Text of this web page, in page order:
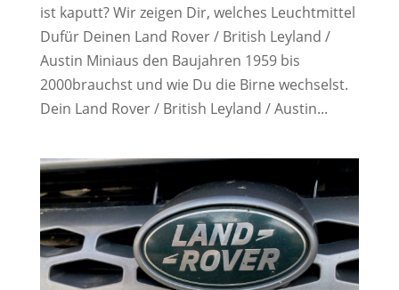
ist kaputt? Wir zeigen Dir, welches Leuchtmittel
Dufür Deinen Land Rover / British Leyland /
Austin Miniaus den Baujahren 1959 bis
2000brauchst und wie Du die Birne wechselst.
Dein Land Rover / British Leyland / Austin...